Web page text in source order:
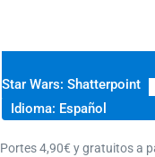
Star Wars: Shatterpoint
Idioma: Español
Portes 4,90€ y gratuitos a